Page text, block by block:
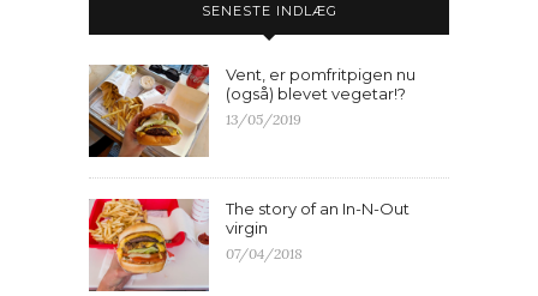
SENESTE INDLÆG
Vent, er pomfritpigen nu
(også) blevet vegetar!?
13/05/2019
The story of an In-N-Out
virgin
07/04/2018